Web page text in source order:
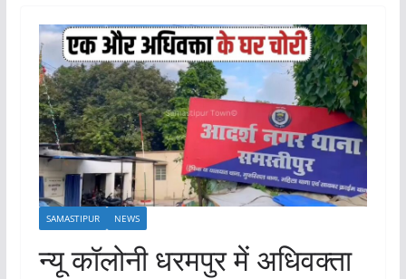
SAMASTIPUR NEWS
न्यू कॉलोनी धरमपुर में अधिवक्ता